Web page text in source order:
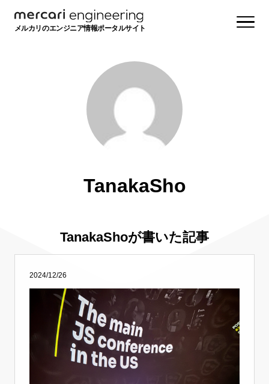
メルカリのエンジニア情報ポータルサイト
TanakaSho
TanakaShoが書いた記事
2024/12/26